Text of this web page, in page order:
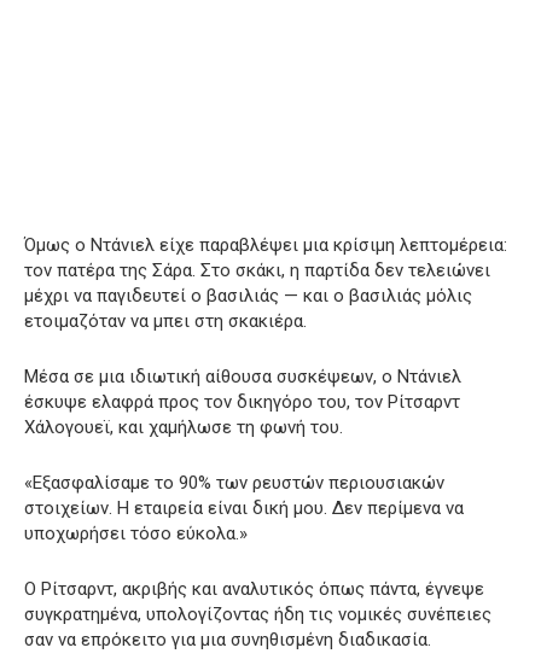
Όμως ο Ντάνιελ είχε παραβλέψει μια κρίσιμη λεπτομέρεια:
τον πατέρα της Σάρα. Στο σκάκι, η παρτίδα δεν τελειώνει
μέχρι να παγιδευτεί ο βασιλιάς — και ο βασιλιάς μόλις
ετοιμαζόταν να μπει στη σκακιέρα.
Μέσα σε μια ιδιωτική αίθουσα συσκέψεων, ο Ντάνιελ
έσκυψε ελαφρά προς τον δικηγόρο του, τον Ρίτσαρντ
Χάλογουεϊ, και χαμήλωσε τη φωνή του.
«Εξασφαλίσαμε το 90% των ρευστών περιουσιακών
στοιχείων. Η εταιρεία είναι δική μου. Δεν περίμενα να
υποχωρήσει τόσο εύκολα.»
Ο Ρίτσαρντ, ακριβής και αναλυτικός όπως πάντα, έγνεψε
συγκρατημένα, υπολογίζοντας ήδη τις νομικές συνέπειες
σαν να επρόκειτο για μια συνηθισμένη διαδικασία.